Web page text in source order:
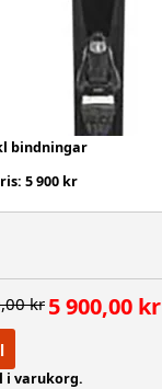
bindningar
5 900 kr
kr5 900,00 kr
i varukorg.